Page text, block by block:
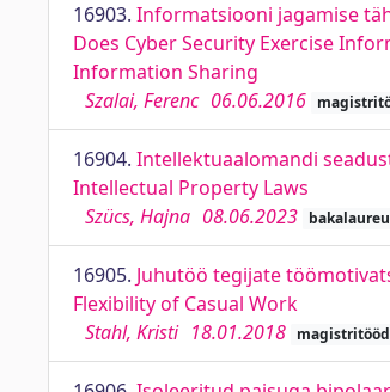
16903. Informatsiooni jagamise
Does Cyber Security Exercise
Information Sharing
Szalai, Ferenc 06.06.2016
16904. Intellektuaalomandi
Intellectual Property Laws
Szücs, Hajna 08.06.2023
16905. Juhutöö tegijate
Flexibility of Casual Work
Stahl, Kristi 18.01.2018 magistritööd